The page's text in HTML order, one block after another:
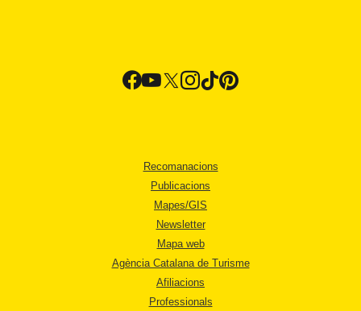
Recomanacions
Publicacions
Mapes/GIS
Newsletter
Mapa web
Agència Catalana de Turisme
Afiliacions
Professionals